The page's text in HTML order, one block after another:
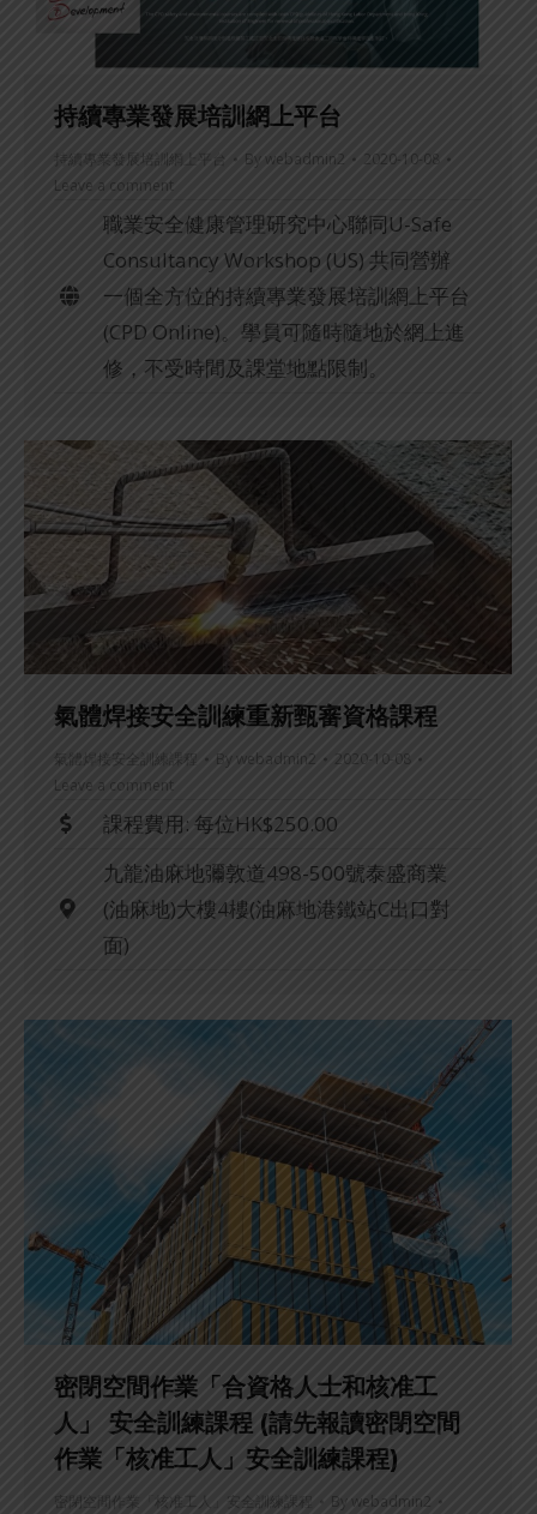
持續專業發展培訓網上平台
持續專業發展培訓網上平台 By webadmin2
2020-10-08
Leave a comment
職業安全健康管理研究中心聯同U-Safe
Consultancy Workshop (US) 共同營辦
一個全方位的持續專業發展培訓網上平台
(CPD Online)。學員可隨時隨地於網上進
修，不受時間及課堂地點限制。
氣體焊接安全訓練重新甄審資格課程
氣體焊接安全訓練課程 Bywebadmin2
2020-10-08
Leave a comment
課程費用: 每位HK$250.00
九龍油麻地彌敦道498-500號泰盛商業
(油麻地)大樓4樓(油麻地港鐵站C出口對
面)
密閉空間作業「合資格人士和核准工
人」 安全訓練課程 (請先報讀密閉空間
作業「核准工人」安全訓練課程)
密閉空間作業「核准工人」安全訓練課程 Bywebadmin2